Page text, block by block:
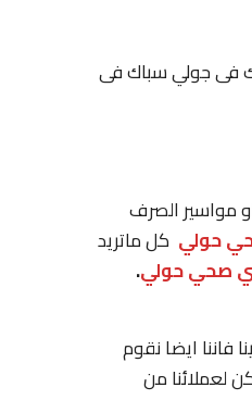
فى جولي سباك فى
مواسير الصرف
حولي كل ماتريد
صحي حولي.
فاننا ايضا نقوم
لعملائنا من